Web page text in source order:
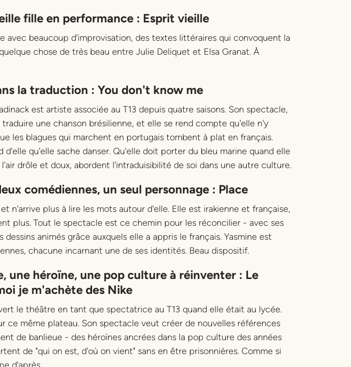
fille en performance : Esprit vieille
avec beaucoup d'improvisation, des textes littéraires qui convoquent la
chose de très beau entre Julie Deliquet et Elsa Granat. À
la traduction : You don't know me
est artiste associée au T13 depuis quatre saisons. Son spectacle,
une chanson brésilienne, et elle se rend compte qu'elle n'y
les blagues qui marchent en portugais tombent à plat en français.
d'elle qu'elle sache danser. Qu'elle doit porter du bleu marine quand elle
l'air drôle et doux, abordent l'intraduisibilité de soi dans une autre culture.
comédiennes, un seul personnage : Place
n'arrive plus à lire les mots autour d'elle. Elle est irakienne et française,
plus. Tout le spectacle est ce chemin pour les réconcilier - avec ses
dessins animés grâce auxquels elle a appris le français. Yasmine est
chacune incarnant une de ses identités. Beau dispositif.
une héroïne, une pop culture à réinventer : Le
je m'achète des Nike
le théâtre en tant que spectatrice au T13 quand elle était au lycée.
ce même plateau. Son spectacle veut créer de nouvelles références
de banlieue - des héroïnes ancrées dans la pop culture des années
de "qui on est, d'où on vient" sans en être prisonnières. Comme si